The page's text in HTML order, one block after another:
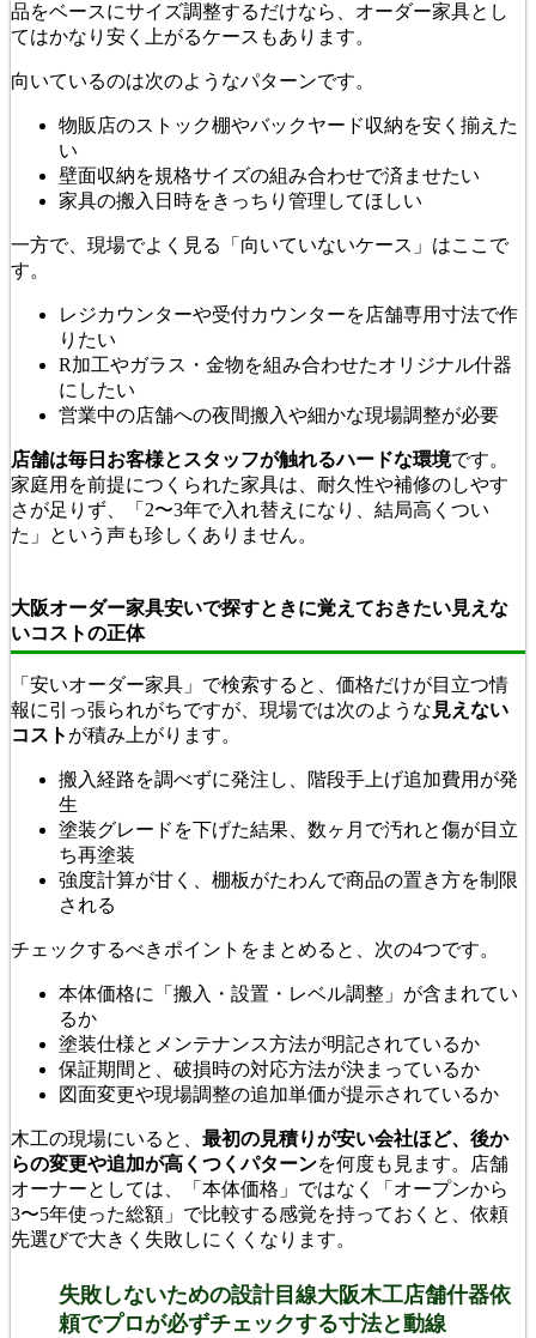
品をベースにサイズ調整するだけなら、オーダー家具とし
てはかなり安く上がるケースもあります。
向いているのは次のようなパターンです。
物販店のストック棚やバックヤード収納を安く揃えた
い
壁面収納を規格サイズの組み合わせで済ませたい
家具の搬入日時をきっちり管理してほしい
一方で、現場でよく見る「向いていないケース」はここで
す。
レジカウンターや受付カウンターを店舗専用寸法で作
りたい
R加工やガラス・金物を組み合わせたオリジナル什器
にしたい
営業中の店舗への夜間搬入や細かな現場調整が必要
店舗は毎日お客様とスタッフが触れるハードな環境です。
家庭用を前提につくられた家具は、耐久性や補修のしやす
さが足りず、「2〜3年で入れ替えになり、結局高くつい
た」という声も珍しくありません。
大阪オーダー家具安いで探すときに覚えておきたい見えな
いコストの正体
「安いオーダー家具」で検索すると、価格だけが目立つ情
報に引っ張られがちですが、現場では次のような 見えない
コスト が積み上がります。
搬入経路を調べずに発注し、階段手上げ追加費用が発
生
塗装グレードを下げた結果、数ヶ月で汚れと傷が目立
ち再塗装
強度計算が甘く、棚板がたわんで商品の置き方を制限
される
チェックするべきポイントをまとめると、次の4つです。
本体価格に「搬入・設置・レベル調整」が含まれてい
るか
塗装仕様とメンテナンス方法が明記されているか
保証期間と、破損時の対応方法が決まっているか
図面変更や現場調整の追加単価が提示されているか
木工の現場にいると、 最初の見積りが安い会社ほど、後か
らの変更や追加が高くつくパターンを何度も見ます。店舗
オーナーとしては、「本体価格」ではなく「オープンから
3〜5年使った総額」で比較する感覚を持っておくと、依頼
先選びで大きく失敗しにくくなります。
失敗しないための設計目線大阪木工店舗什器依
頼でプロが必ずチェックする寸法と動線